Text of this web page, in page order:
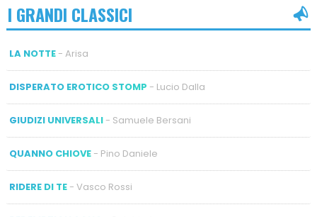
I GRANDI CLASSICI
LA NOTTE- Arisa
DISPERATO EROTICO STOMP - Lucio Dalla
GIUDIZI UNIVERSALI- Samuele Bersani
QUANNO CHIOVE- Pino Daniele
RIDERE DI TE- Vasco Rossi